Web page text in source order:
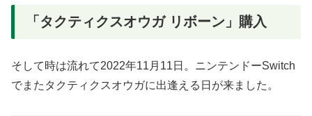
「タクティクスオウガ リボーン」購入
そして時は流れて2022年11月11日。ニンテンドーSwitch
でまたタクティクスオウガに出逢える日が来ました。